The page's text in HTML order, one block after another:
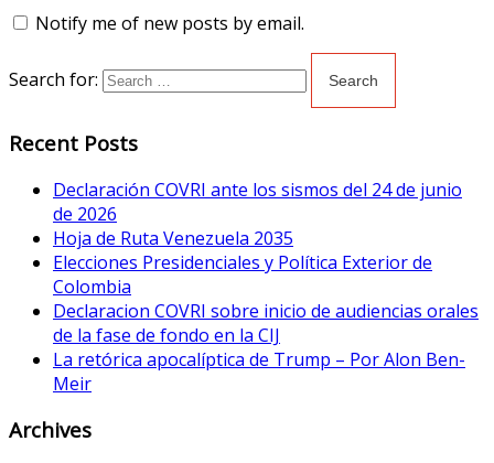
Notify me of new posts by email.
Search for:
Recent Posts
Declaración COVRI ante los sismos del 24 de junio
de 2026
Hoja de Ruta Venezuela 2035
Elecciones Presidenciales y Política Exterior de
Colombia
Declaracion COVRI sobre inicio de audiencias orales
de la fase de fondo en la CIJ
La retórica apocalíptica de Trump – Por Alon Ben-
Meir
Archives